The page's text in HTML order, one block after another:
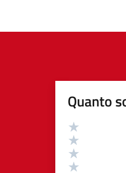
Quanto
Valutazione